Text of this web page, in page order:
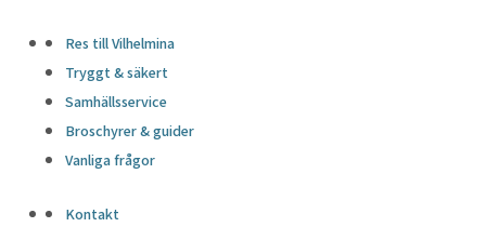
Res till Vilhelmina
Tryggt & säkert
Samhällsservice
Broschyrer & guider
Vanliga frågor
Kontakt